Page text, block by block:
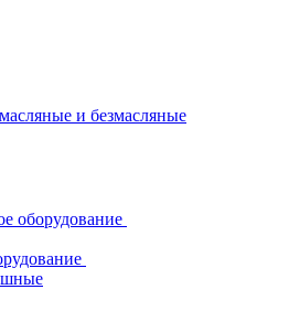
и безмасляные
оборудование